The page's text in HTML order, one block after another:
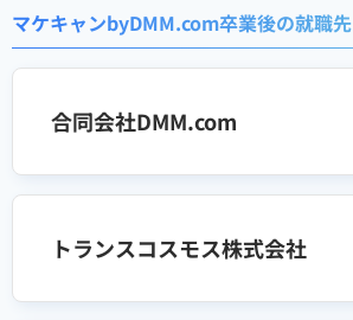
マケキャンbyDMM.com卒業後の就職先
合同会社DMM.com
トランスコスモス株式会社